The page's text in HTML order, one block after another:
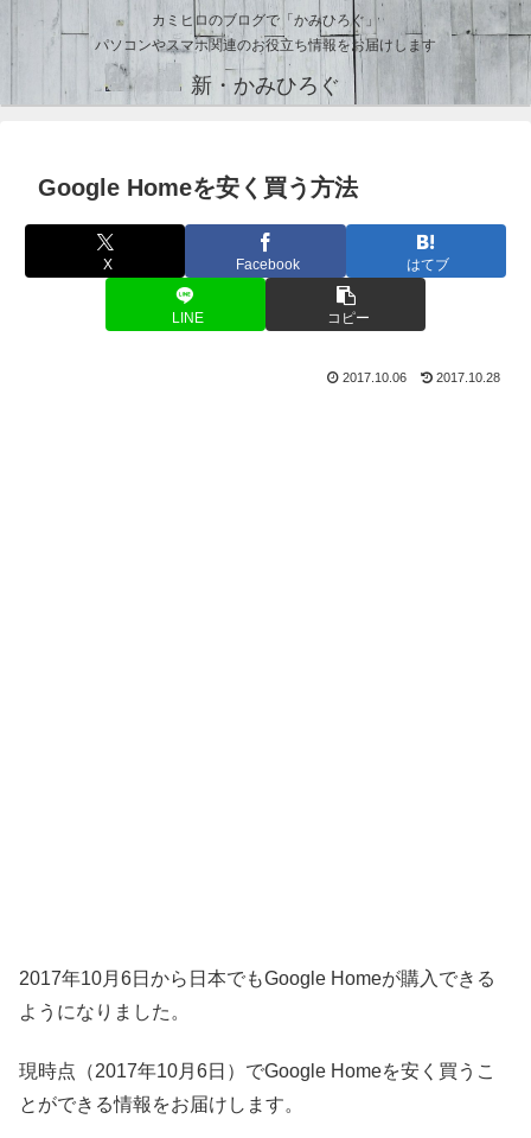
カミヒロのブログで「かみひろぐ」
パソコンやスマホ関連のお役立ち情報をお届けします
新・かみひろぐ
Google Homeを安く買う方法
X Facebook はてブ
LINE コピー
2017.10.06 2017.10.28
2017年10月6日から日本でもGoogle Homeが購入できる
ようになりました。
現時点（2017年10月6日）でGoogle Homeを安く買うこ
とができる情報をお届けします。